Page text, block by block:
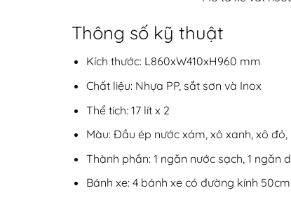
Thông số kỹ thuật
Kích thước: L860xW410xH960 mm
Chất liệu: Nhựa PP, sắt sơn và Inox
Thể tích: 17 lít x 2
Màu: Đầu ép nước xám, xô xanh, xô
Thành phần: 1 ngăn nước sạch, 1
Bánh xe: 4 bánh xe có đường kính